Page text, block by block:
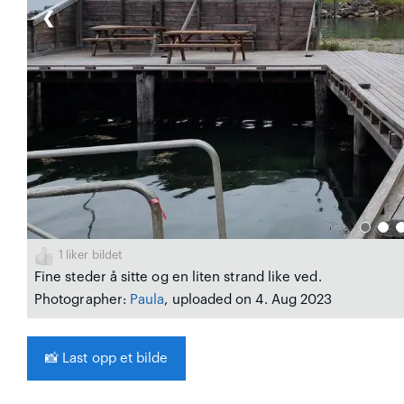
❮
1 liker bildet
Fine steder å sitte og en liten strand like ved.
Photographer: Paula, uploaded on 4. Aug 2023
📸 Last opp et bilde